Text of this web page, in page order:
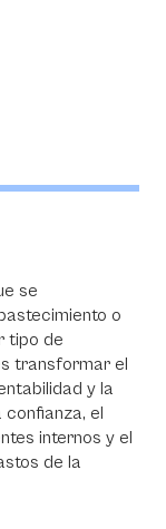
se
o
tipo de
transformar el
y la
confianza, el
internos y el
de la